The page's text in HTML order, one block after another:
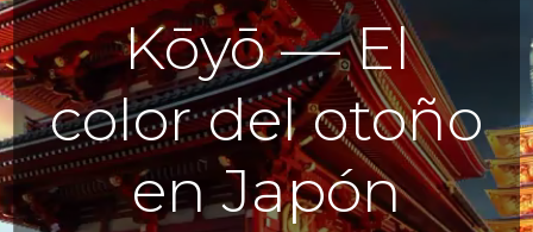
Kōyō — El
color del otoño
en Japón